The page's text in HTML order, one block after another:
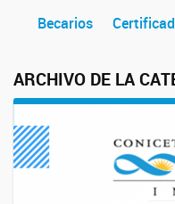
Becarios
ARCHIVO DE LA